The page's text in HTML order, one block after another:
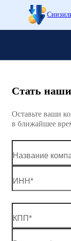
Понятно
Стать
Оставьте ваши
в ближайшее